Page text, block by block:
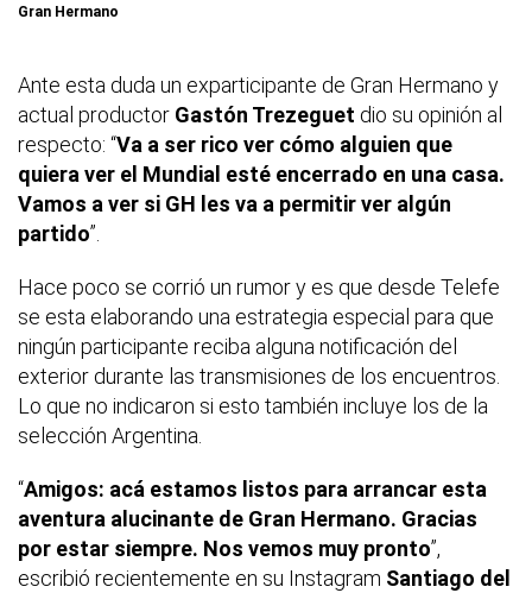
Gran Hermano
Ante esta duda un exparticipante de Gran Hermano y
actual productor Gastón Trezeguet dio su opinión al
respecto: “Va a ser rico ver cómo alguien que
quiera ver el Mundial esté encerrado en una casa.
Vamos a ver si GH les va a permitir ver algún
partido”.
Hace poco se corrió un rumor y es que desde Telefe
se esta elaborando una estrategia especial para que
ningún participante reciba alguna notificación del
exterior durante las transmisiones de los encuentros.
Lo que no indicaron si esto también incluye los de la
selección Argentina.
“Amigos: acá estamos listos para arrancar esta
aventura alucinante de Gran Hermano. Gracias
por estar siempre. Nos vemos muy pronto”,
escribió recientemente en su Instagram Santiago del